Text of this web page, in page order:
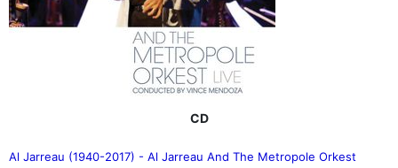
CD
Al Jarreau (1940-2017) - Al Jarreau And The Metropole Orkest